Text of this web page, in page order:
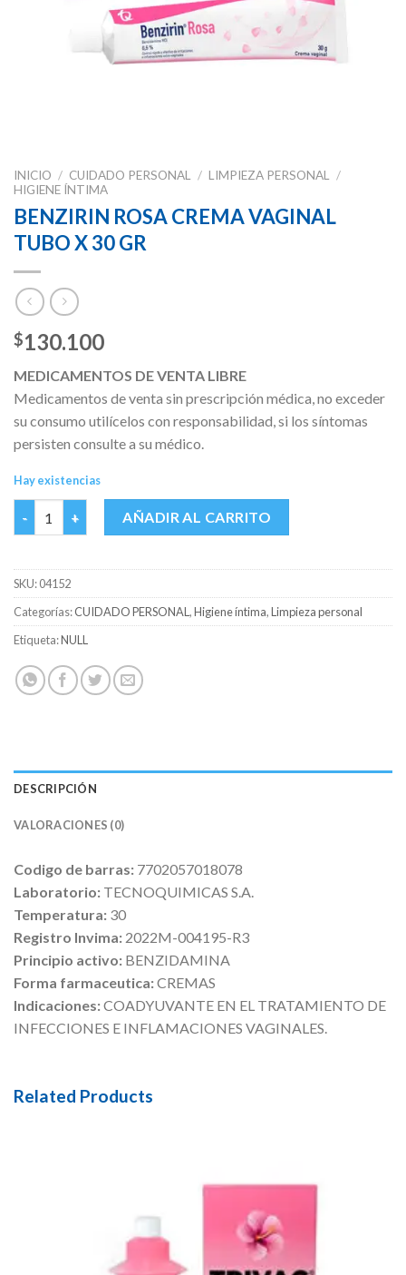
INICIO / CUIDADO PERSONAL / LIMPIEZA PERSONAL
/
HIGIENE ÍNTIMA
BENZIRIN ROSA CREMA VAGINAL
TUBO X 30 GR
$130.100
MEDICAMENTOS DE VENTA LIBRE
Medicamentos de venta sin prescripción médica, no exceder
su consumo utilícelos con responsabilidad, si los síntomas
persisten consulte a su médico.
Hay existencias
BENZIRIN ROSA CREMA VAGINAL TUBO X 30 GR cantidad
AÑADIR AL CARRITO
SKU:04152
Categorías:CUIDADO PERSONAL ,Higiene íntima,Limpieza personal
Etiqueta:NULL
DESCRIPCIÓN
VALORACIONES (0)
Codigo de barras: 7702057018078
Laboratorio: TECNOQUIMICAS S.A.
Temperatura: 30
Registro Invima: 2022M-004195-R3
Principio activo: BENZIDAMINA
Forma farmaceutica:CREMAS
Indicaciones:COADYUVANTE EN EL TRATAMIENTO DE
INFECCIONES E INFLAMACIONES VAGINALES.
Related Products